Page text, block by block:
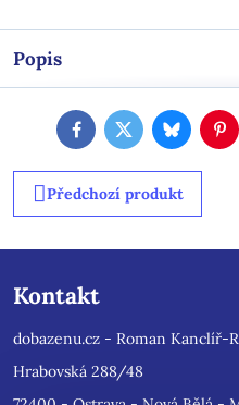
Popis
FacebookTwitterBluesky
Předchozí produkt
Kontakt
dobazenu.cz - Roman Kanclíř-
Hrabovská 288/48